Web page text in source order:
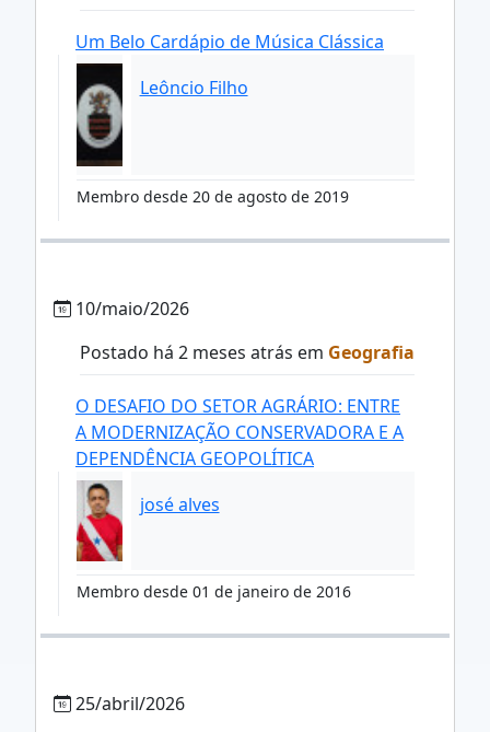
Um Belo Cardápio de Música Clássica
Leôncio Filho
Membro desde 20 de agosto de 2019
10/maio/2026
Postado há 2 meses atrás em Geografia
O DESAFIO DO SETOR AGRÁRIO: ENTRE
A MODERNIZAÇÃO CONSERVADORA E A
DEPENDÊNCIA GEOPOLÍTICA
josé alves
Membro desde 01 de janeiro de 2016
25/abril/2026